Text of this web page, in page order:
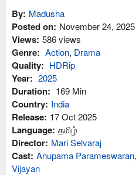
By: Madusha
Posted on: November 24, 2025
Views: 586 views
Genre: Action, Drama
Quality: HDRip
Year: 2025
Duration: 169 Min
Country: India
Release: 17 Oct 2025
Language: தமிழ்
Director: Mari Selvaraj
Cast: Anupama Parameswaran,
Vijayan